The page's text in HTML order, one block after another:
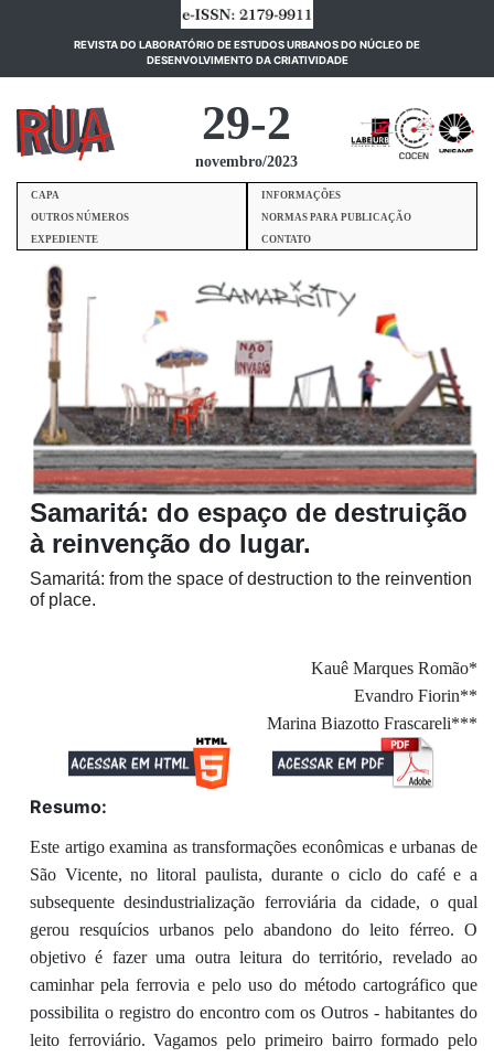
REVISTA DO LABORATÓRIO DE ESTUDOS URBANOS DO NÚCLEO DE
DESENVOLVIMENTO DA CRIATIVIDADE(current)
29-2
novembro/2023
CAPA
INFORMAÇÕES
OUTROS NÚMEROS
NORMAS PARA PUBLICAÇÃO
EXPEDIENTE
CONTATO
Samaritá: do espaço de destruição
à reinvenção do lugar.
Samaritá: from the space of destruction to the reinvention
of place.
Kauê Marques Romão*
Evandro Fiorin**
Marina Biazotto Frascareli***
Resumo:
Este artigo examina as transformações econômicas e urbanas de
São Vicente, no litoral paulista, durante o ciclo do café e a
subsequente desindustrialização ferroviária da cidade, o qual
gerou resquícios urbanos pelo abandono do leito férreo. O
objetivo é fazer uma outra leitura do território, revelado ao
caminhar pela ferrovia e pelo uso do método cartográfico que
possibilita o registro do encontro com os Outros - habitantes do
leito ferroviário. Vagamos pelo primeiro bairro formado pelo